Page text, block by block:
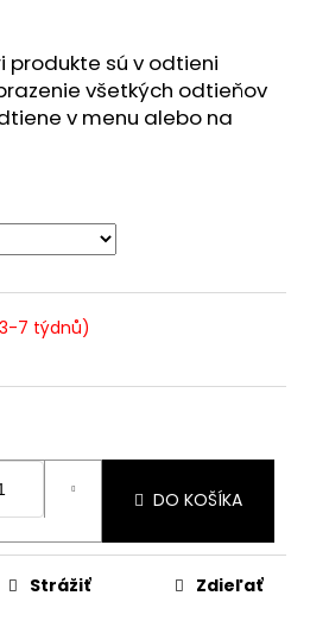
sú v odtieni
všetkých odtieňov
v menu alebo na
7 týdnů)
DO KOŠÍKA
Strážiť Zdieľať